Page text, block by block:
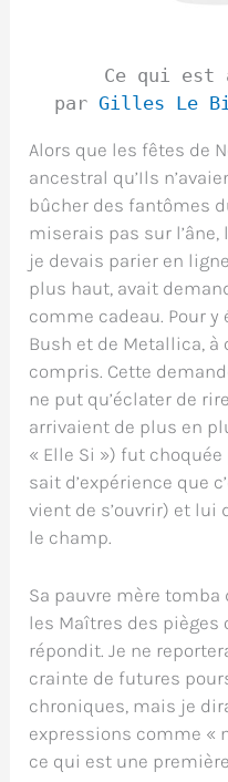
Ce qui est
par Gilles Le
Alors que les fêtes de
ancestral qu’Ils
bûcher des fantômes
miserais pas sur
je devais parier en
plus haut, avait
comme cadeau. Pour
Bush et de Metallica, à
compris. Cette
ne put qu’éclater de
arrivaient de plus en
« Elle Si ») fut
sait d’expérience que
vient de s’ouvrir) et lui
le champ.
Sa pauvre mère
les Maîtres des pièges
répondit. Je ne
crainte de futures
chroniques, mais je
expressions comme «
ce qui est une